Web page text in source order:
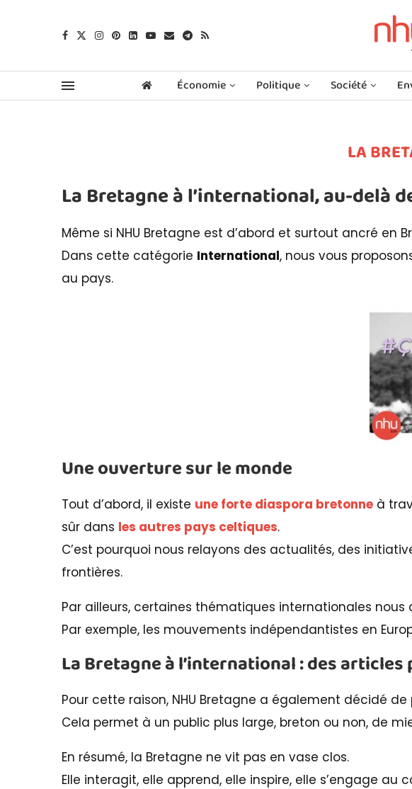
Économie Politique Société
LA
La Bretagne à l’international, au-delà
Même si NHU Bretagne est d’abord et surtout ancré en
Dans cette catégorie International, nous vous
au pays.
Une ouverture sur le monde
Tout d’abord, il existe une forte diaspora bretonne à
sûr dans les autres pays celtiques.
C’est pourquoi nous relayons des actualités, des
frontières.
Par ailleurs, certaines thématiques internationales
Par exemple, les mouvements indépendantistes en
La Bretagne à l’international : des
Pour cette raison, NHU Bretagne a également décidé
Cela permet à un public plus large, breton ou non, de
En résumé, la Bretagne ne vit pas en vase clos.
Elle interagit, elle apprend, elle inspire, elle s’engage